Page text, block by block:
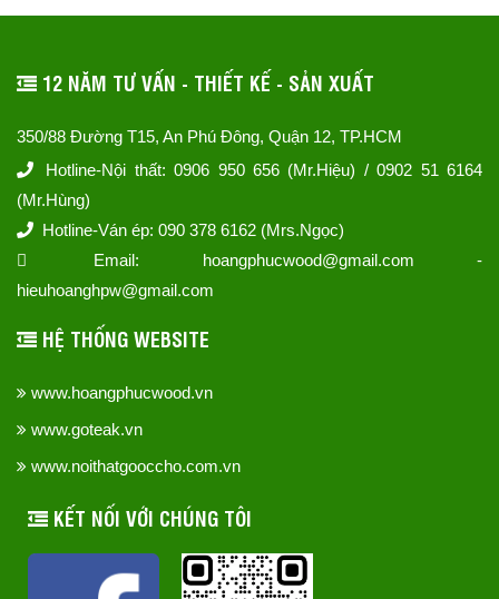
12 NĂM TƯ VẤN - THIẾT KẾ - SẢN XUẤT
350/88 Đường T15, An Phú Đông, Quận 12, TP.HCM
Hotline-Nội thất: 0906 950 656 (Mr.Hiệu) / 0902 51 6164
(Mr.Hùng)
Hotline-Ván ép: 090 378 6162 (Mrs.Ngọc)
Email: hoangphucwood@gmail.com -
hieuhoanghpw@gmail.com
HỆ THỐNG WEBSITE
www.hoangphucwood.vn
www.goteak.vn
www.noithatgooccho.com.vn
KẾT NỐI VỚI CHÚNG TÔI